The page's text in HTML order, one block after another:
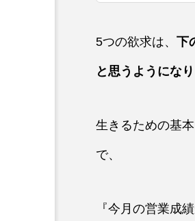
5つの欲求は、 下
と思うようになり
生きるための基
で、
『今月の営業成